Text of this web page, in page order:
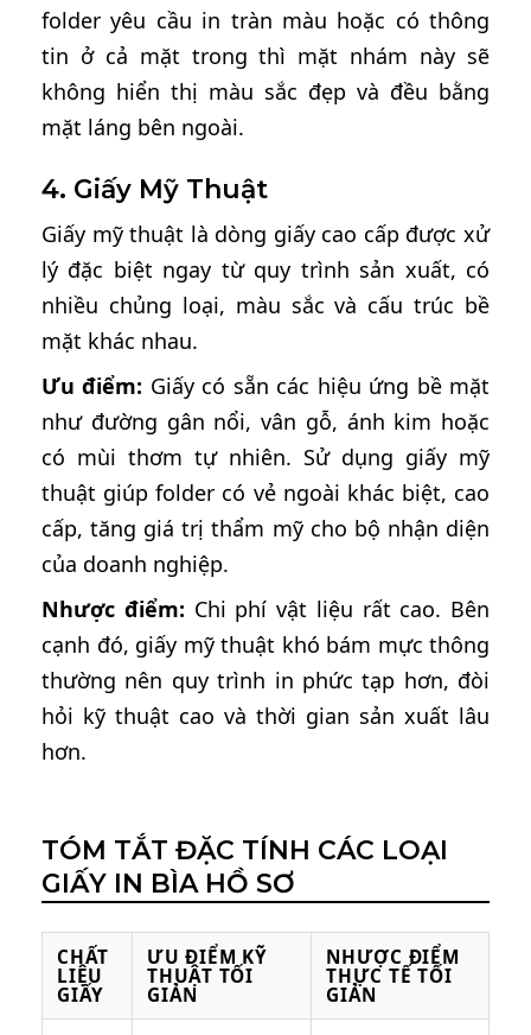
folder yêu cầu in tràn màu hoặc có thông
tin ở cả mặt trong thì mặt nhám này sẽ
không hiển thị màu sắc đẹp và đều bằng
mặt láng bên ngoài.
4. Giấy Mỹ Thuật
Giấy mỹ thuật là dòng giấy cao cấp được xử
lý đặc biệt ngay từ quy trình sản xuất, có
nhiều chủng loại, màu sắc và cấu trúc bề
mặt khác nhau.
Ưu điểm: Giấy có sẵn các hiệu ứng bề mặt
như đường gân nổi, vân gỗ, ánh kim hoặc
có mùi thơm tự nhiên. Sử dụng giấy mỹ
thuật giúp folder có vẻ ngoài khác biệt, cao
cấp, tăng giá trị thẩm mỹ cho bộ nhận diện
của doanh nghiệp.
Nhược điểm: Chi phí vật liệu rất cao. Bên
cạnh đó, giấy mỹ thuật khó bám mực thông
thường nên quy trình in phức tạp hơn, đòi
hỏi kỹ thuật cao và thời gian sản xuất lâu
hơn.
TÓM TẮT ĐẶC TÍNH CÁC LOẠI
GIẤY IN BÌA HỒ SƠ
CHẤT
LIỆU
GIẤY
ƯU ĐIỂM KỸ
THUẬT TỐI
GIẢN
NHƯỢC ĐIỂM
THỰC TẾ TỐI
GIẢN